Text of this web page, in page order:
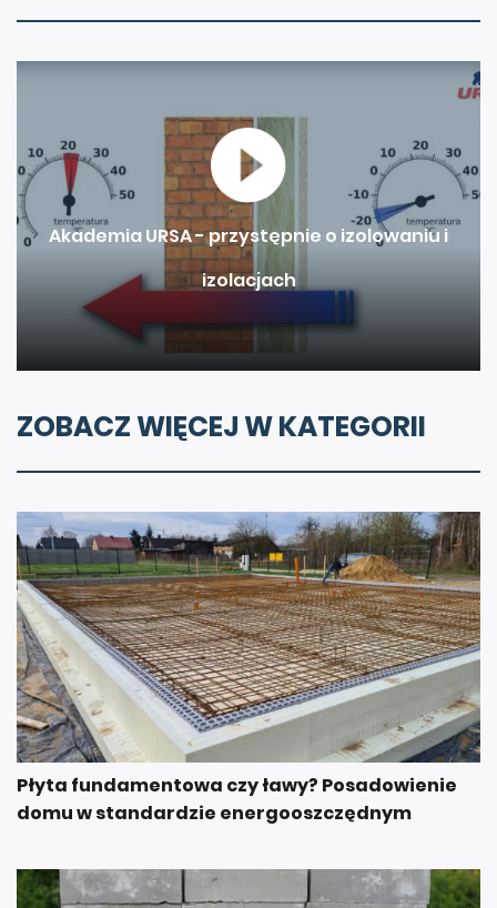
Akademia URSA - przystępnie o izolowaniu i
izolacjach
ZOBACZ WIĘCEJ W KATEGORII
Płyta fundamentowa czy ławy? Posadowienie
domu w standardzie energooszczędnym